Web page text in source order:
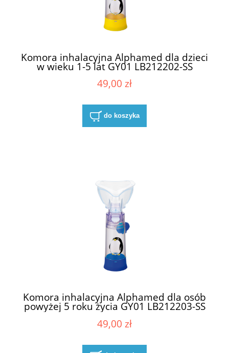
Komora inhalacyjna Alphamed dla dzieci
w wieku 1-5 lat GY01 LB212202-SS
49,00 zł
do koszyka
Komora inhalacyjna Alphamed dla osób
powyżej 5 roku życia GY01 LB212203-SS
49,00 zł